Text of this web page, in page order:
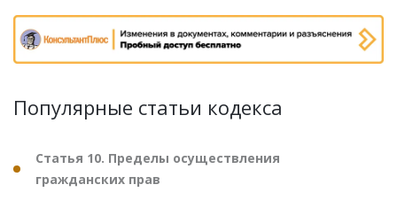
Популярные статьи кодекса
Статья 10. Пределы осуществления
гражданских прав